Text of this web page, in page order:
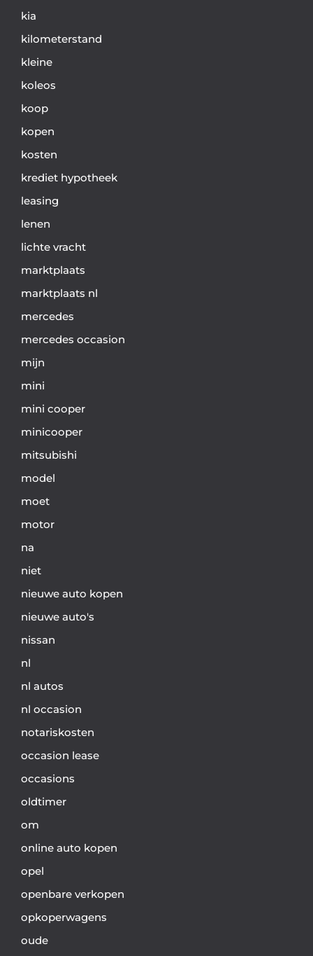
kia
kilometerstand
kleine
koleos
koop
kopen
kosten
krediet hypotheek
leasing
lenen
lichte vracht
marktplaats
marktplaats nl
mercedes
mercedes occasion
mijn
mini
mini cooper
minicooper
mitsubishi
model
moet
motor
na
niet
nieuwe auto kopen
nieuwe auto's
nissan
nl
nl autos
nl occasion
notariskosten
occasion lease
occasions
oldtimer
om
online auto kopen
opel
openbare verkopen
opkoperwagens
oude